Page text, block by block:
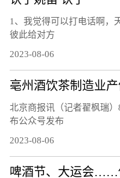
1、我觉得可以打电话啊，
彼此给对方
2023-08-06
亳州酒饮茶制造业
北京商报讯（记者翟枫瑞
布公众号发布
2023-08-06